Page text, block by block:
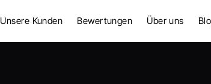
Unsere Kunden Bewertungen Über uns